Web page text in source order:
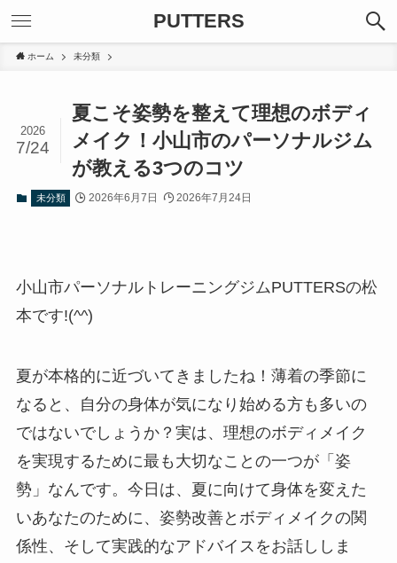
PUTTERS
ホーム 未分類
夏こそ姿勢を整えて理想のボディ
メイク！小山市のパーソナルジム
が教える3つのコツ
2026
7/24
未分類 2026年6月7日 2026年7月24日
小山市パーソナルトレーニングジムPUTTERSの松
本です!(^^)
夏が本格的に近づいてきましたね！薄着の季節に
なると、自分の身体が気になり始める方も多いの
ではないでしょうか？実は、理想のボディメイク
を実現するために最も大切なことの一つが「姿
勢」なんです。今日は、夏に向けて身体を変えた
いあなたのために、姿勢改善とボディメイクの関
係性、そして実践的なアドバイスをお話ししま